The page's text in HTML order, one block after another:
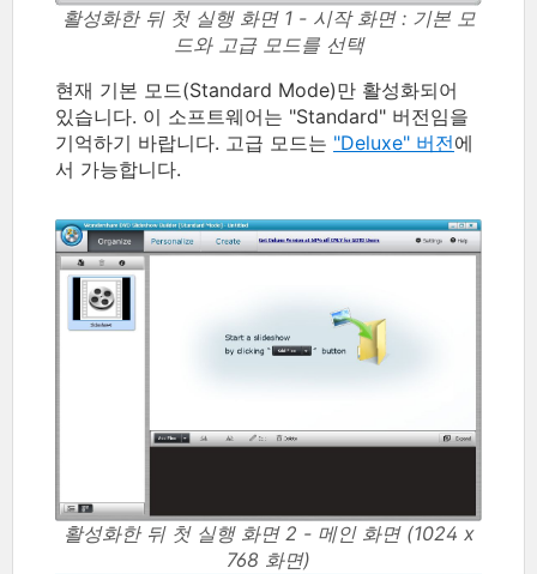
활성화한 뒤 첫 실행 화면 1 - 시작 화면 : 기본 모
드와 고급 모드를 선택
현재 기본 모드(Standard Mode)만 활성화되어
있습니다. 이 소프트웨어는 "Standard" 버전임을
기억하기 바랍니다. 고급 모드는 "Deluxe" 버전에
서 가능합니다.
활성화한 뒤 첫 실행 화면 2 - 메인 화면 (1024 x
768 화면)